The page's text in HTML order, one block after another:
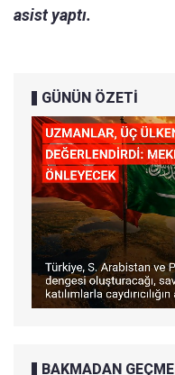
asist yaptı.
GÜNÜN ÖZETİ
BAKMADAN GEÇME